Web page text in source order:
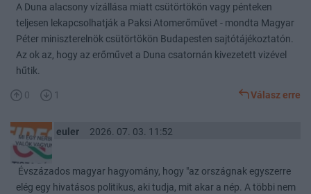
A Duna alacsony vízállása miatt csütörtökön vagy pénteken
teljesen lekapcsolhatják a Paksi Atomerőművet - mondta Magyar
Péter miniszterelnök csütörtökön Budapesten sajtótájékoztatón.
Az ok az, hogy az erőművet a Duna csatornán kivezetett vizével
hűtik.
0 1 Válasz erre
euler 2026. 07. 03. 11:52
Évszázados magyar hagyomány, hogy "az országnak egyszerre
elég egy hivatásos politikus, aki tudja, mit akar a nép. A többi nem